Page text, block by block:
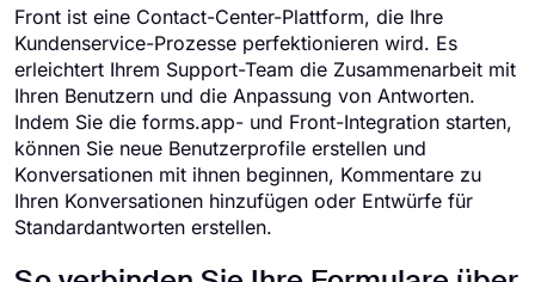
Front ist eine Contact-Center-Plattform, die Ihre
Kundenservice-Prozesse perfektionieren wird. Es
erleichtert Ihrem Support-Team die Zusammenarbeit mit
Ihren Benutzern und die Anpassung von Antworten.
Indem Sie die forms.app- und Front-Integration starten,
können Sie neue Benutzerprofile erstellen und
Konversationen mit ihnen beginnen, Kommentare zu
Ihren Konversationen hinzufügen oder Entwürfe für
Standardantworten erstellen.